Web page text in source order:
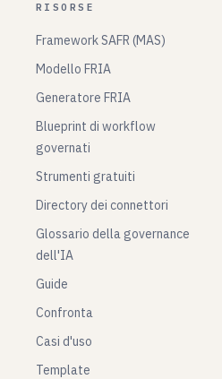
RISORSE
Framework SAFR (MAS)
Modello FRIA
Generatore FRIA
Blueprint di workflow
governati
Strumenti gratuiti
Directory dei connettori
Glossario della governance
dell'IA
Guide
Confronta
Casi d'uso
Template